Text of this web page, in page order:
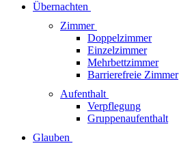
Übernachten
Zimmer
Doppelzimmer
Einzelzimmer
Mehrbettzimmer
Barrierefreie Zimmer
Aufenthalt
Verpflegung
Gruppenaufenthalt
Glauben